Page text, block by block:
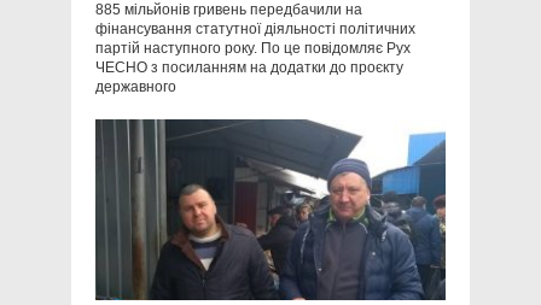
885 мільйонів гривень передбачили на
фінансування статутної діяльності політичних
партій наступного року. По це повідомляє Рух
ЧЕСНО з посиланням на додатки до проєкту
державного